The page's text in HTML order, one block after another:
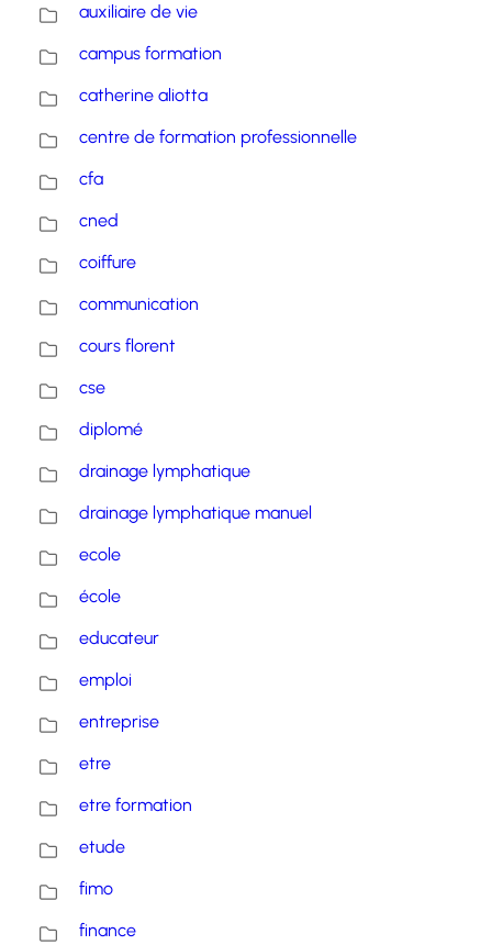
auxiliaire de vie
campus formation
catherine aliotta
centre de formation professionnelle
cfa
cned
coiffure
communication
cours florent
cse
diplomé
drainage lymphatique
drainage lymphatique manuel
ecole
école
educateur
emploi
entreprise
etre
etre formation
etude
fimo
finance